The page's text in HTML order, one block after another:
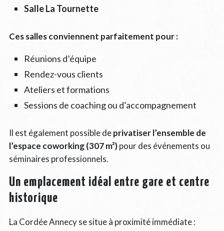
Salle La Tournette
Ces salles conviennent parfaitement pour :
Réunions d’équipe
Rendez-vous clients
Ateliers et formations
Sessions de coaching ou d’accompagnement
Il est également possible deprivatiser l’ensemble de
l’espace coworking (307 m²)pour des événements ou
séminaires professionnels.
Un emplacement idéal entre gare et centre
historique
La Cordée Annecy se situe à proximité immédiate :